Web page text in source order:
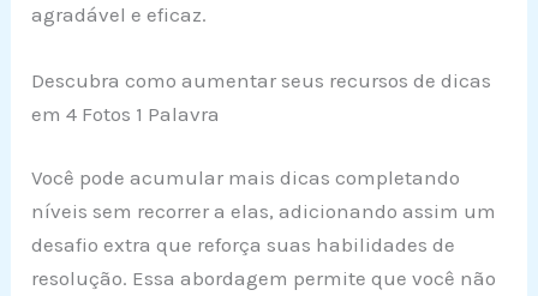
agradável e eficaz.
Descubra como aumentar seus recursos de dicas
em 4 Fotos 1 Palavra
Você pode acumular mais dicas completando
níveis sem recorrer a elas, adicionando assim um
desafio extra que reforça suas habilidades de
resolução. Essa abordagem permite que você não